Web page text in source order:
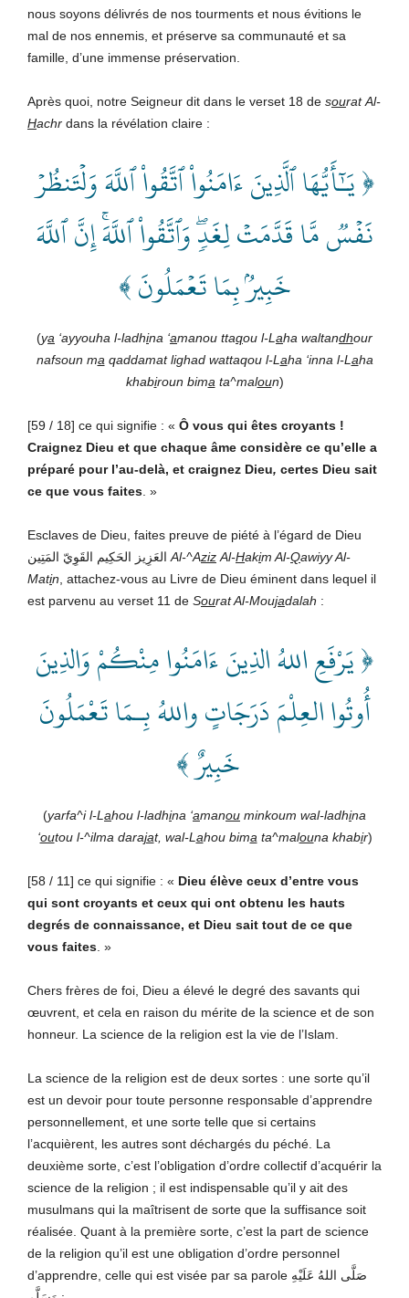
nous soyons délivrés de nos tourments et nous évitions le
mal de nos ennemis, et préserve sa communauté et sa
famille, d’une immense préservation.
Après quoi, notre Seigneur dit dans le verset 18 de sourat Al-
Hachr dans la révélation claire :
﴿ يَـٰٓأَيُّهَا ٱلَّذِينَ ءَامَنُواْ ٱتَّقُواْ ٱللَّهَ وَلۡتَنظُرۡ
نَفۡسٞ مَّا قَدَّمَتۡ لِغَدٖۖ وَٱتَّقُواْ ٱللَّهَۚ إِنَّ ٱللَّهَ
خَبِيرُۢ بِمَا تَعۡمَلُونَ ﴾
(ya ‘ayyouha l-ladhina ‘amanou ttaqou l-L aha waltandhour
nafsoun ma qaddamat lighad wattaqou l-L aha ‘inna l-L aha
khabiroun bima ta^maloun)
[59 / 18] ce qui signifie : « Ô vous qui êtes croyants !
Craignez Dieu et que chaque âme considère ce qu’elle a
préparé pour l’au-delà, et craignez Dieu, certes Dieu sait
ce que vous faites . »
Esclaves de Dieu, faites preuve de piété à l’égard de Dieu
Al-^Aziz Al-Hakim Al-Qawiyy Al-
Matin , attachez-vous au Livre de Dieu éminent dans lequel il
est parvenu au verset 11 de Sourat Al-Moujadalah :
﴿ يَرْفَعِ اللهُ الذِينَ ءَامَنُوا مِنْكُمْ وَالذِينَ
أُوتُوا العِلْمَ دَرَجَاتٍ واللهُ بِـمَا تَعْمَلُونَ
خَبِيرٌ ﴾
(yarfa^i l-L ahou l-ladhina ‘amanou minkoum wal-ladhina
‘outou l-^ilma darajat, wal-L ahou bima ta^malouna khabir)
[58 / 11] ce qui signifie : « Dieu élève ceux d’entre vous
qui sont croyants et ceux qui ont obtenu les hauts
degrés de connaissance, et Dieu sait tout de ce que
vous faites . »
Chers frères de foi, Dieu a élevé le degré des savants qui
œuvrent, et cela en raison du mérite de la science et de son
honneur. La science de la religion est la vie de l’Islam.
La science de la religion est de deux sortes : une sorte qu’il
est un devoir pour toute personne responsable d’apprendre
personnellement, et une sorte telle que si certains
l’acquièrent, les autres sont déchargés du péché. La
deuxième sorte, c’est l’obligation d’ordre collectif d’acquérir la
science de la religion ; il est indispensable qu’il y ait des
musulmans qui la maîtrisent de sorte que la suffisance soit
réalisée. Quant à la première sorte, c’est la part de science
de la religion qu’il est une obligation d’ordre personnel
d’apprendre, celle qui est visée par sa parole صَلَّى اللهُ عَلَيْهِ